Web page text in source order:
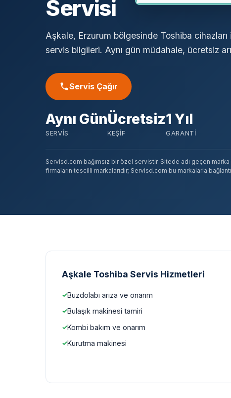
Servisi
Aşkale, Erzurum bölgesinde Toshiba cihazları
servis bilgileri. Aynı gün müdahale, ücretsiz
Servis Çağır
Aynı Gün
SERVIS
Ücretsiz
KEŞIF
1 Yıl
GARANTI
Servisd.com bağımsız bir özel servistir. Sitede adı geçen
firmaların tescilli markalarıdır; Servisd.com bu markalarla
Aşkale Toshiba Servis Hizmetleri
Buzdolabı arıza ve onarım
Bulaşık makinesi tamiri
Kombi bakım ve onarım
Kurutma makinesi